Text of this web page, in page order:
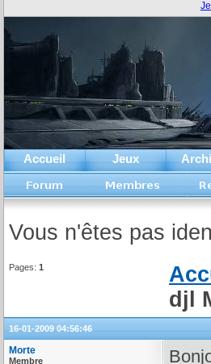
Accueil Jeux
Vous n'êtes pas
Pages: 1
djl
16-01-2009 04:56:46
Morte
Membre